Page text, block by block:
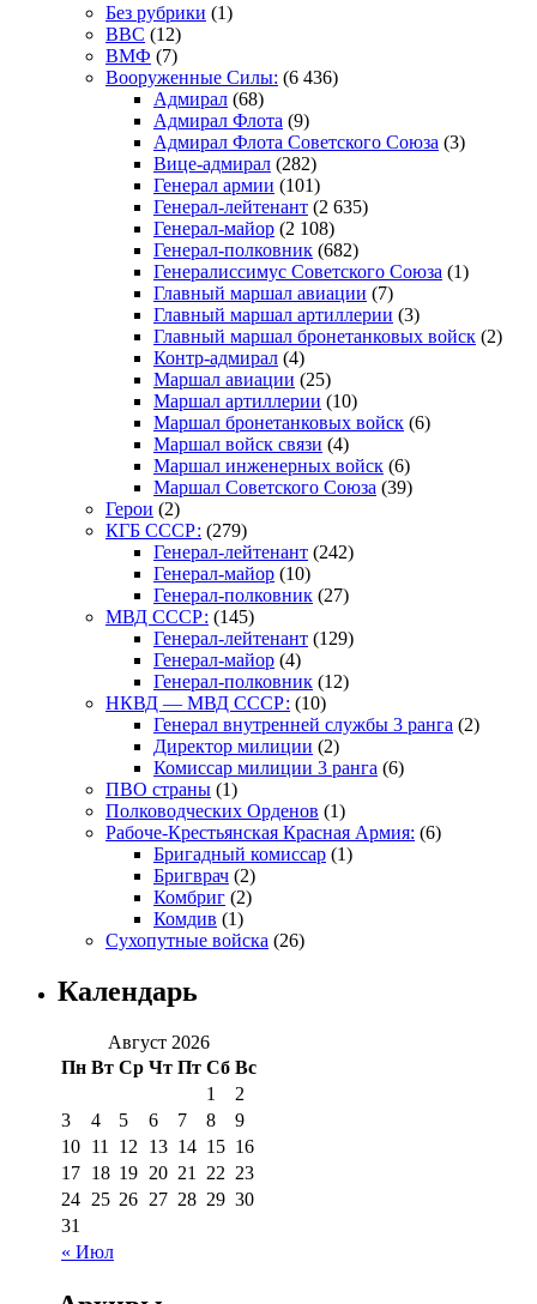
Без рубрики (1)
ВВС (12)
ВМФ (7)
Вооруженные Силы: (6 436)
Адмирал (68)
Адмирал Флота (9)
Адмирал Флота Советского Союза (3)
Вице-адмирал (282)
Генерал армии (101)
Генерал-лейтенант (2 635)
Генерал-майор (2 108)
Генерал-полковник (682)
Генералиссимус Советского Союза (1)
Главный маршал авиации (7)
Главный маршал артиллерии (3)
Главный маршал бронетанковых войск (2)
Контр-адмирал (4)
Маршал авиации (25)
Маршал артиллерии (10)
Маршал бронетанковых войск (6)
Маршал войск связи (4)
Маршал инженерных войск (6)
Маршал Советского Союза (39)
Герои (2)
КГБ СССР: (279)
Генерал-лейтенант (242)
Генерал-майор (10)
Генерал-полковник (27)
МВД СССР: (145)
Генерал-лейтенант (129)
Генерал-майор (4)
Генерал-полковник (12)
НКВД — МВД СССР: (10)
Генерал внутренней службы 3 ранга (2)
Директор милиции (2)
Комиссар милиции 3 ранга (6)
ПВО страны (1)
Полководческих Орденов (1)
Рабоче-Крестьянская Красная Армия: (6)
Бригадный комиссар (1)
Бригврач (2)
Комбриг (2)
Комдив (1)
Сухопутные войска (26)
Календарь
Август 2026
Пн Вт Ср Чт Пт Сб Вс
« Июл
1
2
3
4 5 6 7 8
9
10 11 12 13 14 15 16
17 18 19 20 21 22 23
24 25 26 27 28 29 30
31